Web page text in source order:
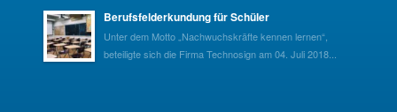
Berufsfelderkundung für Schüler
Unter dem Motto „Nachwuchskräfte kennen lernen“,
beteiligte sich die Firma Technosign am 04. Juli 2018...